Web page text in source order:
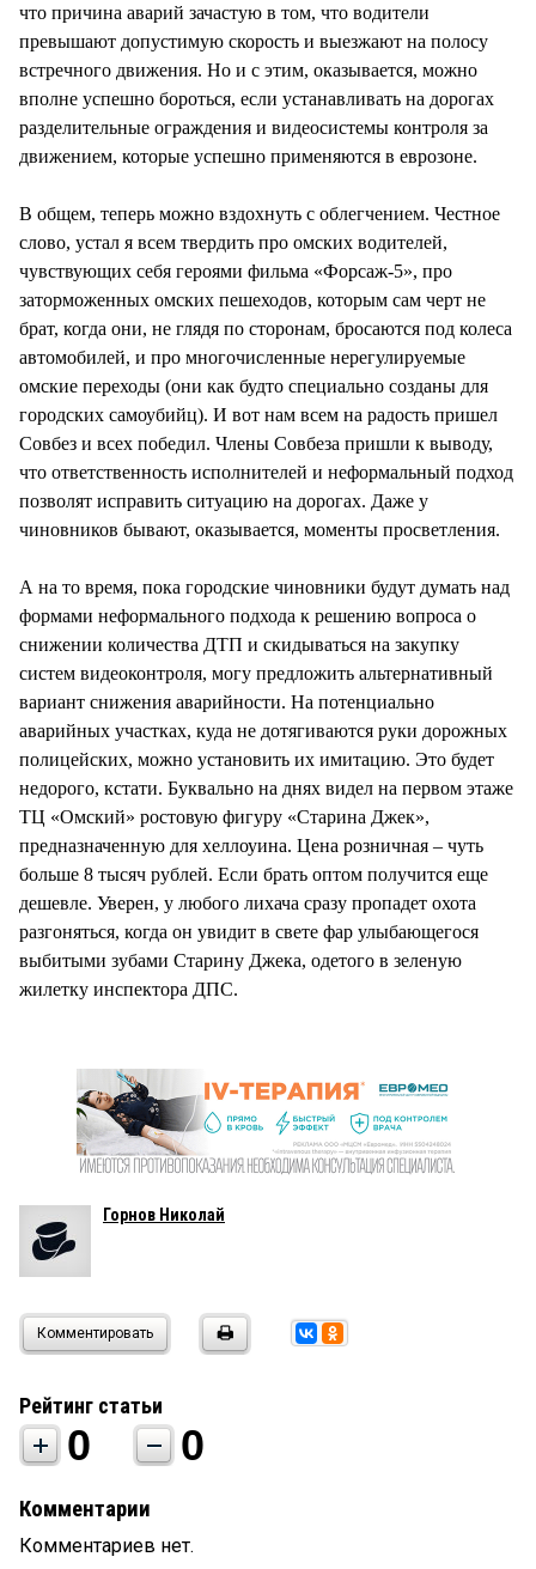
что причина аварий зачастую в том, что водители
превышают допустимую скорость и выезжают на полосу
встречного движения. Но и с этим, оказывается, можно
вполне успешно бороться, если устанавливать на дорогах
разделительные ограждения и видеосистемы контроля за
движением, которые успешно применяются в еврозоне.
В общем, теперь можно вздохнуть с облегчением. Честное
слово, устал я всем твердить про омских водителей,
чувствующих себя героями фильма «Форсаж-5», про
заторможенных омских пешеходов, которым сам черт не
брат, когда они, не глядя по сторонам, бросаются под колеса
автомобилей, и про многочисленные нерегулируемые
омские переходы (они как будто специально созданы для
городских самоубийц). И вот нам всем на радость пришел
Совбез и всех победил. Члены Совбеза пришли к выводу,
что ответственность исполнителей и неформальный подход
позволят исправить ситуацию на дорогах. Даже у
чиновников бывают, оказывается, моменты просветления.
А на то время, пока городские чиновники будут думать над
формами неформального подхода к решению вопроса о
снижении количества ДТП и скидываться на закупку
систем видеоконтроля, могу предложить альтернативный
вариант снижения аварийности. На потенциально
аварийных участках, куда не дотягиваются руки дорожных
полицейских, можно установить их имитацию. Это будет
недорого, кстати. Буквально на днях видел на первом этаже
ТЦ «Омский» ростовую фигуру «Старина Джек»,
предназначенную для хеллоуина. Цена розничная – чуть
больше 8 тысяч рублей. Если брать оптом получится еще
дешевле. Уверен, у любого лихача сразу пропадет охота
разгоняться, когда он увидит в свете фар улыбающегося
выбитыми зубами Старину Джека, одетого в зеленую
жилетку инспектора ДПС.
Горнов Николай
Комментировать
Рейтинг статьи
0 0
Комментарии
Комментариев нет.